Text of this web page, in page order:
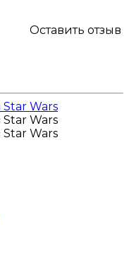
Оставить отзыв